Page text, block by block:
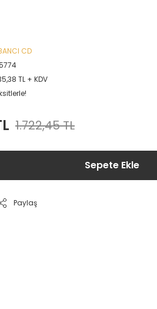
CD
TL + KDV
1.722,45 TL
Sepete Ekle
Paylaş